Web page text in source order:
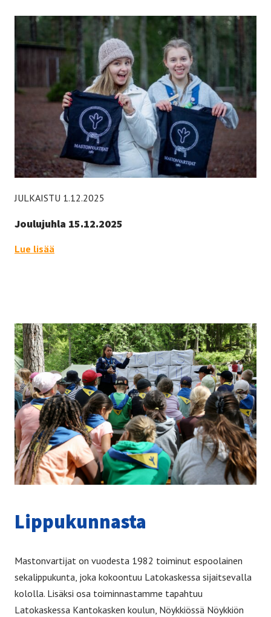
JULKAISTU 1.12.2025
Joulujuhla 15.12.2025
Joulujuhla 15.12.2025 –
Lue lisää
Lip­pu­kun­nas­ta
Mastonvartijat on vuodesta 1982 toiminut espoolainen
sekalippukunta, joka kokoontuu Latokaskessa sijaitsevalla
kololla. Lisäksi osa toiminnastamme tapahtuu
Latokaskessa Kantokasken koulun, Nöykkiössä Nöykkiön